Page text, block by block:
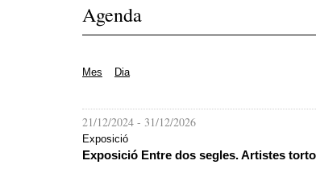
Agenda
Mes Dia
21/12/2024 - 31/12/2026
Exposició
Exposició Entre dos segles. Artistes